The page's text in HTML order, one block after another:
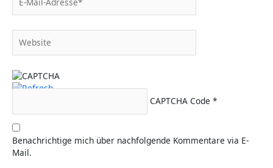
Mail-
Adresse*
CAPTCHA Code *
Benachrichtige mich über nachfolgende Kommentare via E-
Mail.